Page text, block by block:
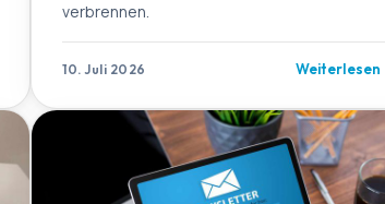
verbrennen.
10. Juli 2026 Weiterlesen